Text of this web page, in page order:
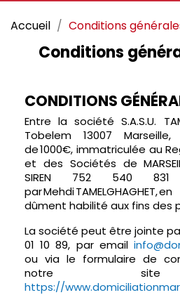
Accueil Conditions
Conditions
CONDITIONS
Entre la société S.A.S.U.
Tobelem 13007
de 1000€, immatriculée au
et des Sociétés de
SIREN 752 540 831
par Mehdi
dûment habilité aux fins des
La société peut être jointe
01 10 89, par email
ou via le formulaire de
notre site
https://